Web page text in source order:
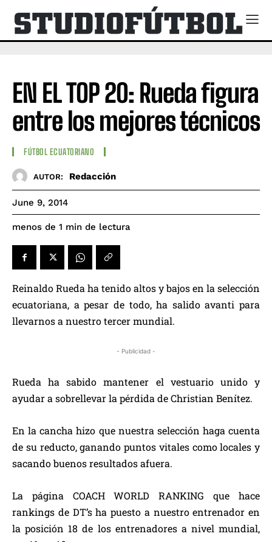
EN EL TOP 20: Rueda figura
entre los mejores técnicos
FÚTBOL ECUATORIANO
AUTOR: Redacción
June 9, 2014
menos de 1 min de lectura
Reinaldo Rueda ha tenido altos y bajos en la selección
ecuatoriana, a pesar de todo, ha salido avanti para
llevarnos a nuestro tercer mundial.
- Publicidad -
Rueda ha sabido mantener el vestuario unido y
ayudar a sobrellevar la pérdida de Christian Benítez.
En la cancha hizo que nuestra selección haga cuenta
de su reducto, ganando puntos vitales como locales y
sacando buenos resultados afuera.
La página COACH WORLD RANKING que hace
rankings de DT’s ha puesto a nuestro entrenador en
la posición 18 de los entrenadores a nivel mundial,